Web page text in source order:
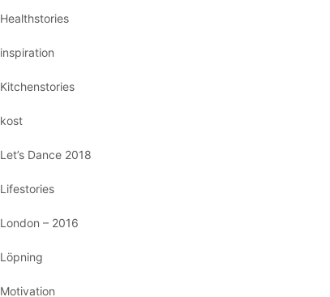
Healthstories
inspiration
Kitchenstories
kost
Let’s Dance 2018
Lifestories
London – 2016
Löpning
Motivation